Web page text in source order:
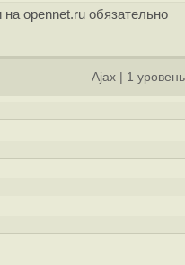
opennet.ru обязательно
Ajax 1 уровень